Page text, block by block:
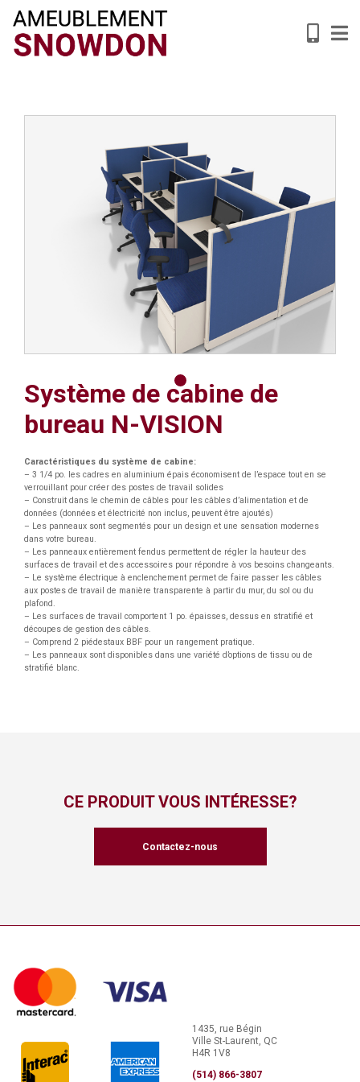
Système de cabine de
bureau N-VISION
Caractéristiques du système de cabine:
– 3 1/4 po. les cadres en aluminium épais économisent de l’espace tout en se
verrouillant pour créer des postes de travail solides
– Construit dans le chemin de câbles pour les câbles d’alimentation et de
données (données et électricité non inclus, peuvent être ajoutés)
– Les panneaux sont segmentés pour un design et une sensation modernes
dans votre bureau.
– Les panneaux entièrement fendus permettent de régler la hauteur des
surfaces de travail et des accessoires pour répondre à vos besoins changeants.
– Le système électrique à enclenchement permet de faire passer les câbles
aux postes de travail de manière transparente à partir du mur, du sol ou du
plafond.
– Les surfaces de travail comportent 1 po. épaisses, dessus en stratifié et
découpes de gestion des câbles.
– Comprend 2 piédestaux BBF pour un rangement pratique.
– Les panneaux sont disponibles dans une variété d’options de tissu ou de
stratifié blanc.
CE PRODUIT VOUS INTÉRESSE?
Contactez-nous
1435, rue Bégin
Ville St-Laurent, QC
H4R 1V8
(514) 866-3807